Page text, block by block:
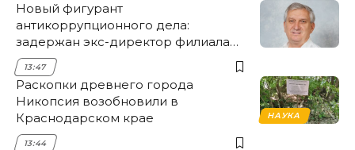
Новый фигурант
антикоррупционного дела:
задержан экс-директор филиала
НЭСК Крымска
13:47
НАУКА
Раскопки древнего города
Никопсия возобновили в
Краснодарском крае
13:44